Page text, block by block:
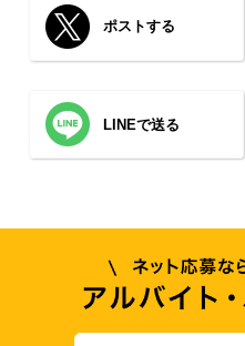
ポストする
LINEで送る